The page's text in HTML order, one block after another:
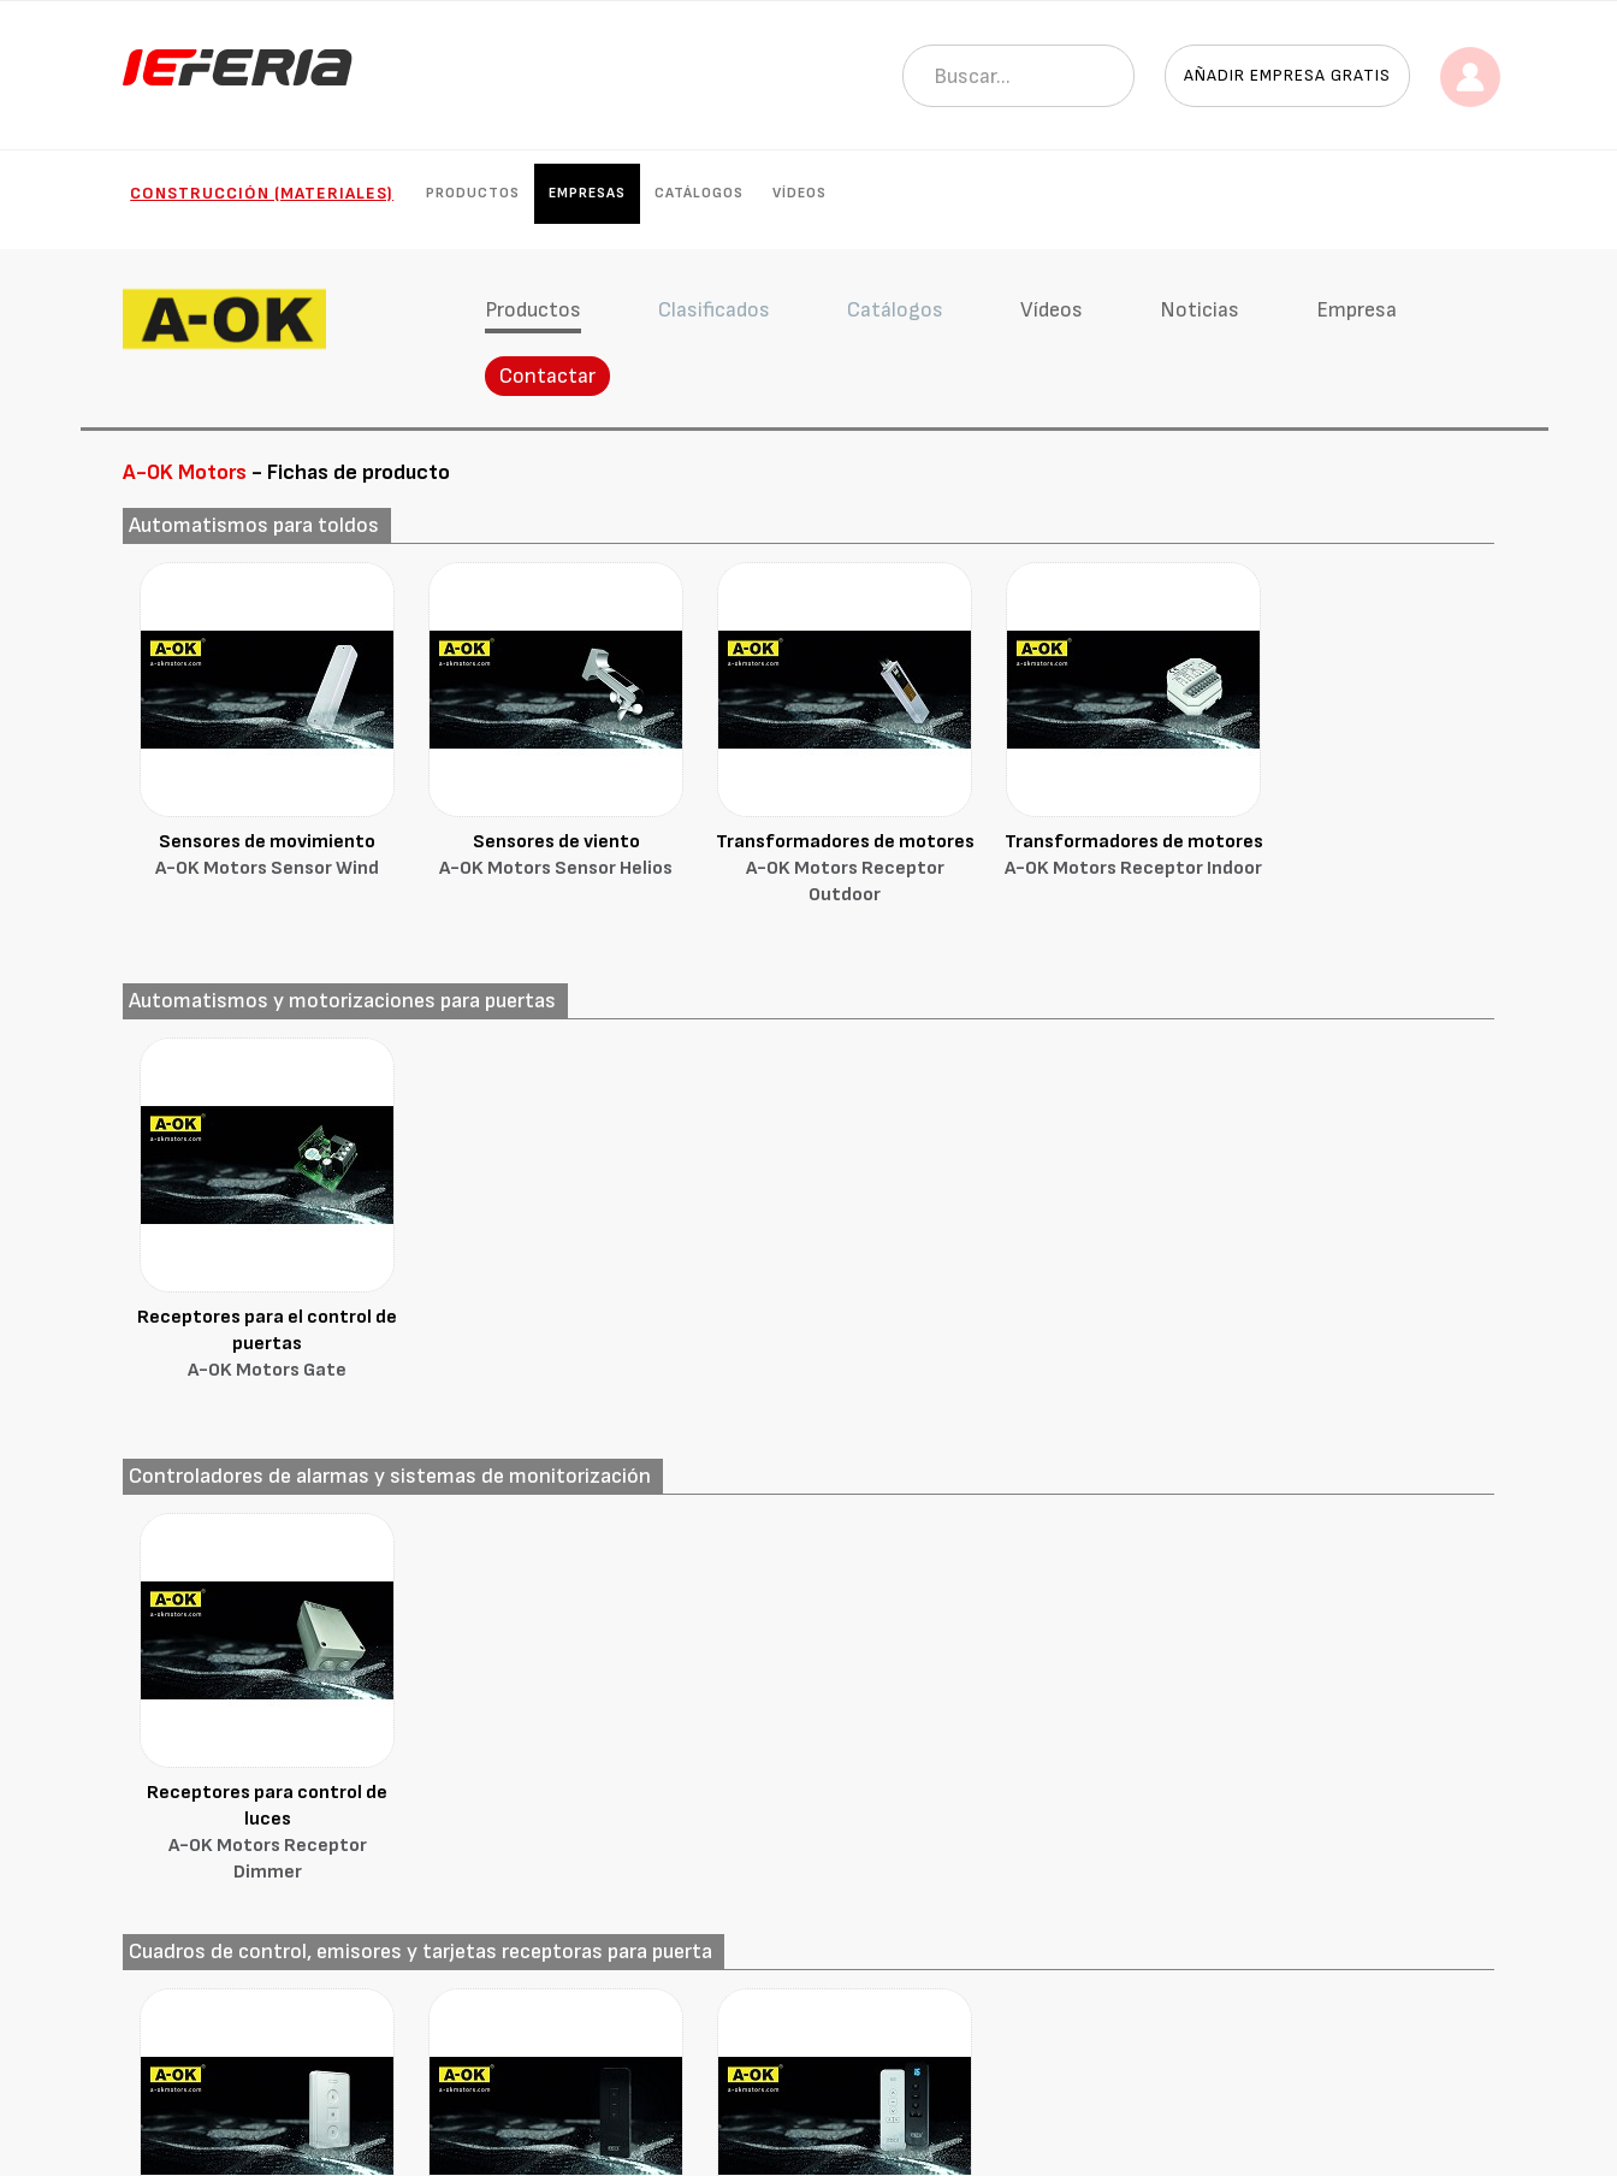
AÑADIR EMPRESA GRATIS
CONSTRUCCIÓN (MATERIALES) PRODUCTOS EMPRESAS CATÁLOGOS VÍDEOS
Productos Clasificados Catálogos Vídeos Noticias Empresa
Contactar
A-OK Motors - Fichas de producto
Automatismos para toldos
Sensores de movimiento
A-OK Motors Sensor Wind
Sensores de viento
A-OK Motors Sensor Helios
Transformadores de motores
A-OK Motors Receptor
Outdoor
Transformadores de motores
A-OK Motors Receptor Indoor
Automatismos y motorizaciones para puertas
Receptores para el control de
puertas
A-OK Motors Gate
Controladores de alarmas y sistemas de monitorización
Receptores para control de
luces
A-OK Motors Receptor
Dimmer
Cuadros de control, emisores y tarjetas receptoras para puerta